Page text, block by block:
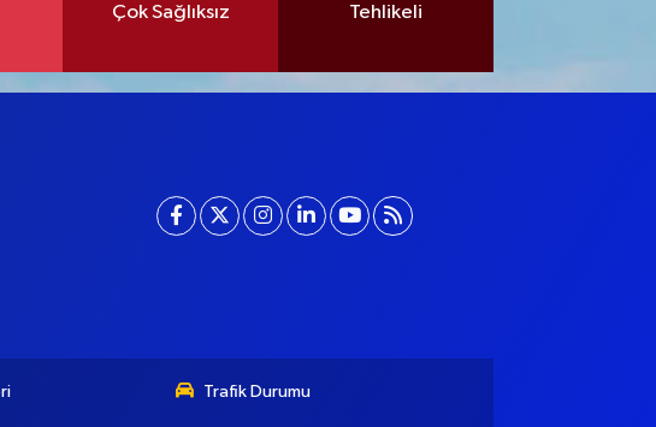
Çok Sağlıksız Tehlikeli
Trafik Durumu